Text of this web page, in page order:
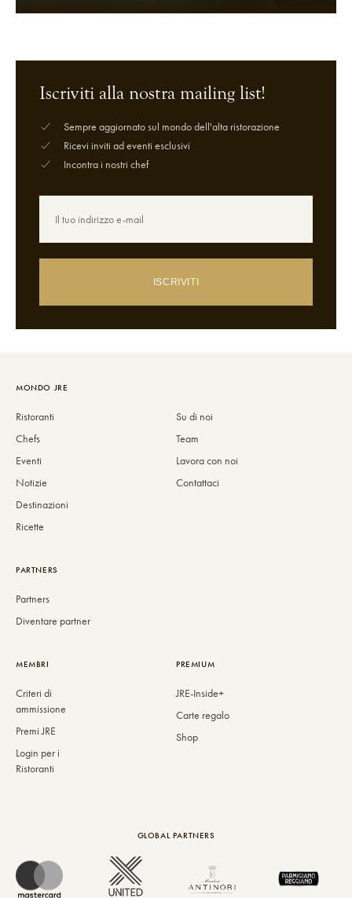
Iscriviti alla nostra mailing list!
Sempre aggiornato sul mondo dell'alta ristorazione
Ricevi inviti ad eventi esclusivi
Incontra i nostri chef
ISCRIVITI
MONDO JRE
Ristoranti
Chefs
Eventi
Notizie
Destinazioni
Ricette
Su di noi
Team
Lavora con noi
Contattaci
PARTNERS
Partners
Diventare partner
MEMBRI
Criteri di
ammissione
Premi JRE
Login per i
Ristoranti
PREMIUM
JRE-Inside+
Carte regalo
Shop
GLOBAL PARTNERS